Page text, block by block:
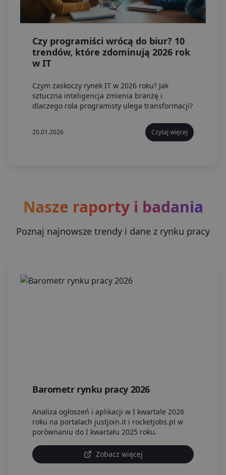
Czy programiści wrócą do biur? 10
trendów, które zdominują 2026 rok
w IT
Czym zaskoczy rynek IT w 2026 roku? Jak
sztuczna inteligencja zmienia branżę i
dlaczego rola programisty ulega transformacji?
20.01.2026 Czytaj więcej
Nasze raporty i badania
Poznaj najnowsze trendy i dane z rynku pracy
Barometr rynku pracy 2026
Analiza ogłoszeń i aplikacji w I kwartale 2026
roku na portalach justjoin.it i rocketjobs.pl w
porównaniu do I kwartału 2025 roku.
Zobacz więcej